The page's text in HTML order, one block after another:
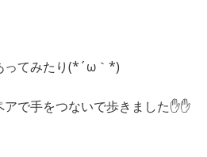
ってみたり(*´ω｀*)
で手をつないで歩きました✋✋